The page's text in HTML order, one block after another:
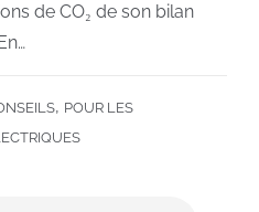
de CO₂ de son bilan
, POUR LES